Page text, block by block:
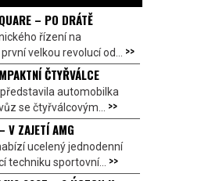
– PO DRÁTĚ
řízení na
velkou revolucí od... >>
ČTYŘVÁLCE
automobilka
se čtyřválcovým... >>
V ZAJETÍ AMG
ucelený jednodenní
techniku sportovní... >>